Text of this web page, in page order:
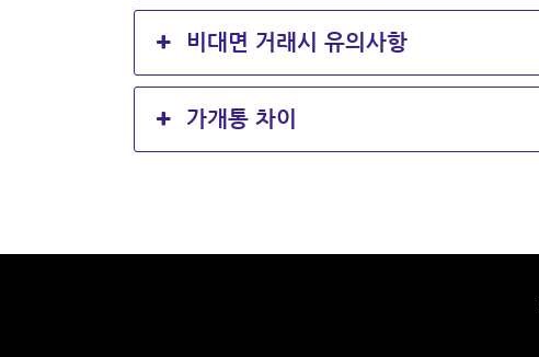
비대면 거래시 유의사항
가개통 차이